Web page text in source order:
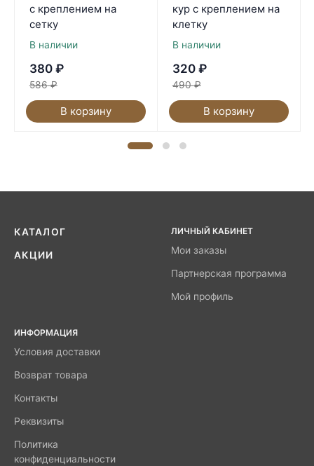
с креплением на
сетку
В наличии
380 ₽
586 ₽
В корзину
кур с креплением на
клетку
В наличии
320 ₽
490 ₽
В корзину
КАТАЛОГ
АКЦИИ
ЛИЧНЫЙ КАБИНЕТ
Мои заказы
Партнерская программа
Мой профиль
ИНФОРМАЦИЯ
Условия доставки
Возврат товара
Контакты
Реквизиты
Политика
конфиденциальности